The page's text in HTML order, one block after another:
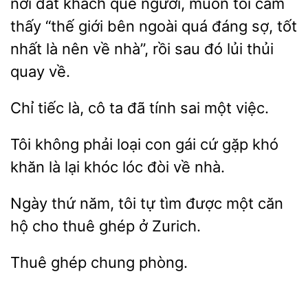
“thế giới bên ngoài quá đáng sợ, tốt
nhất là nên về nhà”, rồi sau đó lủi thủi
quay về.
là, cô ta đã tính một việc.
Tôi không
loại con gái cứ gặp khó
khăn là
khóc lóc về nhà.
thứ năm, tôi tự tìm được một
hộ cho thuê ghép
Zurich.
chung